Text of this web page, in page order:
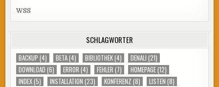
WSS
SCHLAGWÖRTER
BACKUP (4) BETA(4) BIBLIOTHEK(4) DENALI (21)
DOWNLOAD (6) ERROR (4) FEHLER (7) HOMEPAGE(12)
INDEX(5) INSTALLATION (23) KONFERENZ (8) LISTEN (8)